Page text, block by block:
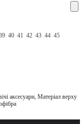
404142434445
аксесуари, Матеріал верху